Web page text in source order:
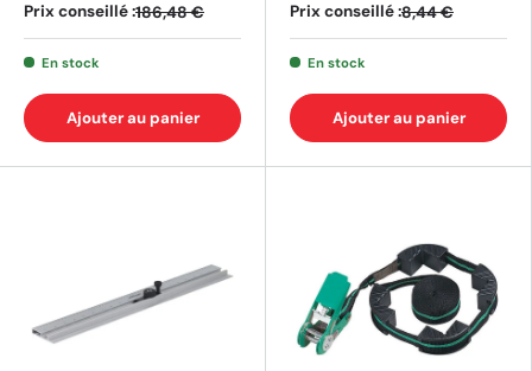
Prix conseillé :186,48 €
En stock
Ajouter au panier
Prix conseillé :8,44 €
En stock
Ajouter au panier